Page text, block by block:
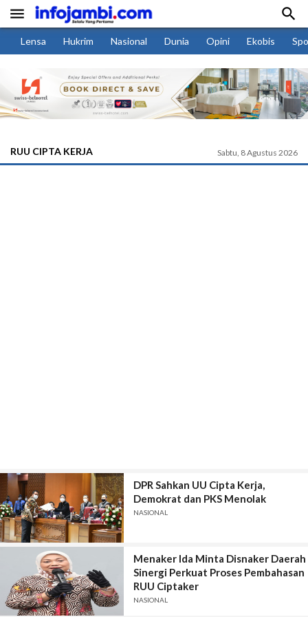
 
Lensa Hukrim Nasional Dunia Opini Ekobis
RUU CIPTA KERJA Sabtu, 8 Agustus 2026
DPR Sahkan UU Cipta Kerja,
Demokrat dan PKS Menolak
NASIONAL
Menaker Ida Minta Disnaker Daerah
Sinergi Perkuat Proses Pembahasan
RUU Ciptaker
NASIONAL